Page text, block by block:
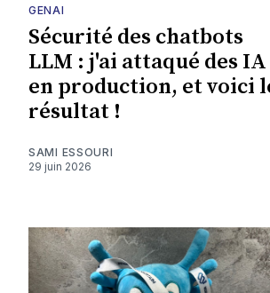
GENAI
Sécurité des chatbots
LLM : j'ai attaqué des IA
en production, et voici
résultat !
SAMI ESSOURI
29 juin 2026